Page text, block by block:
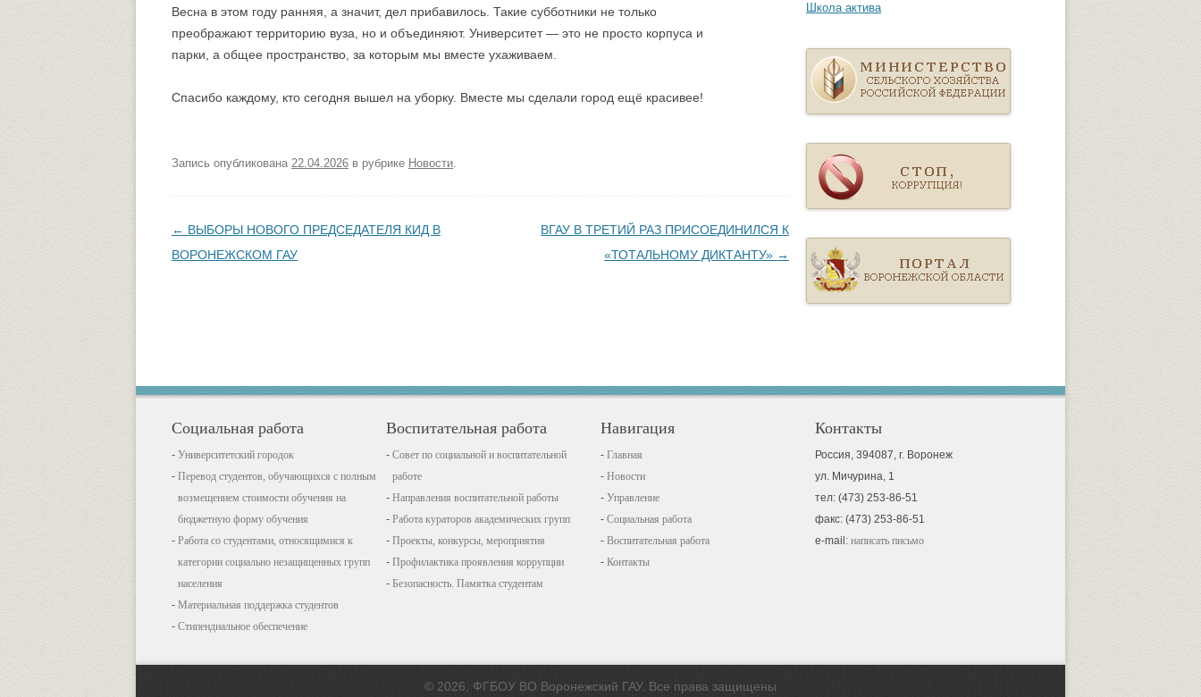
Весна в этом году ранняя, а значит, дел прибавилось. Такие субботники не только
преображают территорию вуза, но и объединяют. Университет — это не просто корпуса и
парки, а общее пространство, за которым мы вместе ухаживаем.
Спасибо каждому, кто сегодня вышел на уборку. Вместе мы сделали город ещё красивее!
Запись опубликована 22.04.2026 в рубрике Новости.
Навигация по записям
← ВЫБОРЫ НОВОГО ПРЕДСЕДАТЕЛЯ КИД В
ВОРОНЕЖСКОМ ГАУ
ВГАУ В ТРЕТИЙ РАЗ ПРИСОЕДИНИЛСЯ К
«ТОТАЛЬНОМУ ДИКТАНТУ» →
Школа актива
Социальная работа
Университетский городок
Перевод студентов, обучающихся с полным
возмещением стоимости обучения на
бюджетную форму обучения
Работа со студентами, относящимися к
категории социально незащищенных групп
населения
Материальная поддержка студентов
Стипендиальное обеспечение
Воспитательная работа
Совет по социальной и воспитательной
работе
Направления воспитательной работы
Работа кураторов академических групп
Проекты, конкурсы, мероприятия
Профилактика проявления коррупции
Безопасность. Памятка студентам
Навигация
Главная
Новости
Управление
Социальная работа
Воспитательная работа
Контакты
Контакты
Россия, 394087, г. Воронеж
ул. Мичурина, 1
тел: (473) 253-86-51
факс: (473) 253-86-51
e-mail: написать письмо
© 2026, ФГБОУ ВО Воронежский ГАУ. Все права защищены